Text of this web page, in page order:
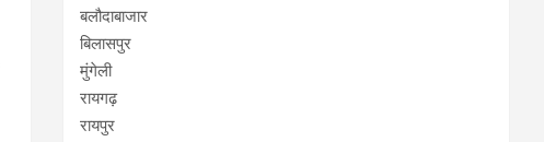
बलौदाबाजार
बिलासपुर
मुंगेली
रायगढ़
रायपुर